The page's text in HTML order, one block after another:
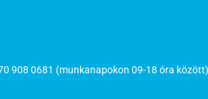
908 0681 (munkanapokon 09-18 óra között)